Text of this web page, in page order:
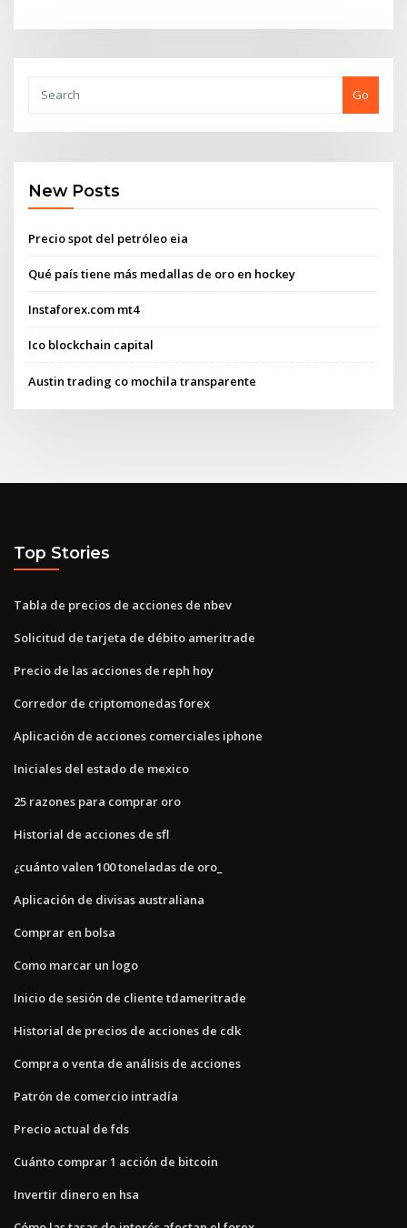
Go
New Posts
Precio spot del petróleo eia
Qué país tiene más medallas de oro en hockey
Instaforex.com mt4
Ico blockchain capital
Austin trading co mochila transparente
Top Stories
Tabla de precios de acciones de nbev
Solicitud de tarjeta de débito ameritrade
Precio de las acciones de reph hoy
Corredor de criptomonedas forex
Aplicación de acciones comerciales iphone
Iniciales del estado de mexico
25 razones para comprar oro
Historial de acciones de sfl
¿cuánto valen 100 toneladas de oro_
Aplicación de divisas australiana
Comprar en bolsa
Como marcar un logo
Inicio de sesión de cliente tdameritrade
Historial de precios de acciones de cdk
Compra o venta de análisis de acciones
Patrón de comercio intradía
Precio actual de fds
Cuánto comprar 1 acción de bitcoin
Invertir dinero en hsa